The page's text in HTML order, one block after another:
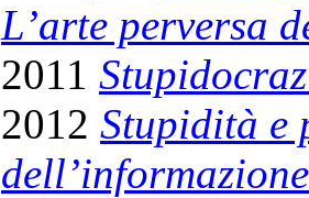
L’arte perversa
2011
2012 Stupidità e
dell’informazione